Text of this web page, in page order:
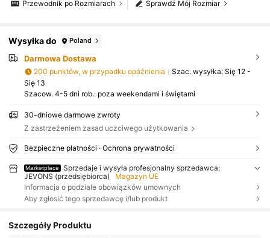
Sprawdź Mój Rozmiar
Przewodnik po Rozmiarach
Wysyłka do Poland
Darmowa Dostawa
200 punktów, w przypadku opóźnienia Szac. wysyłka: Się 12 -
Się 13
Szacow. 4-5 dni rob.: poza weekendami i świętami
30-dniowe darmowe zwroty
Z zastrzeżeniem zasad uczciwego użytkowania
Bezpieczne płatności · Ochrona prywatności
Marketplace
Sprzedaje i wysyła profesjonalny sprzedawca:
JEVONS (przedsiębiorca)
Magazyn UE
Informacja o podziale obowiązków umownych
Aby zgłosić tego sprzedawcę i/lub produkt
Szczegóły Produktu